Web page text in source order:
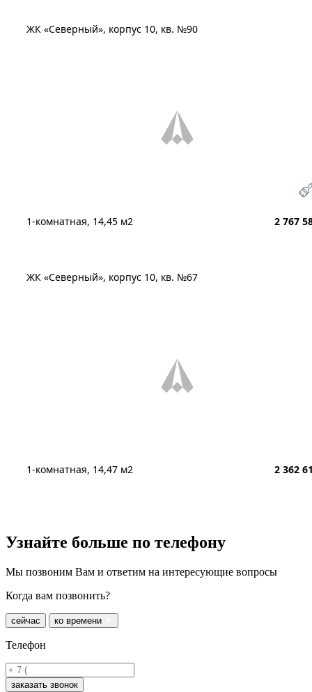
ЖК «Северный», корпус 10, кв. №90
1-комнатная, 14,45 м2 2 767
ЖК «Северный», корпус 10, кв. №67
1-комнатная, 14,47 м2 2 362
Узнайте больше по телефону
Мы позвоним Вам и ответим на интересующие вопросы
Когда вам позвонить?
сейчас ко времени
Телефон
заказать звонок